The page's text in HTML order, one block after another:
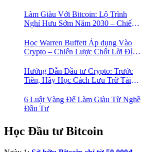
Làm Giàu Với Bitcoin: Lộ Trình
Nghỉ Hưu Sớm Năm 2030 – Chiến
Học Warren Buffett Áp dụng Vào
Crypto – Chiến Lược Chốt Lời Đỉnh
Hướng Dẫn Đầu tư Crypto: Trước
Tiên, Hãy Học Cách Lưu Trữ Tài
6 Luật Vàng Để Làm Giàu Từ Nghề
Đầu Tư
Học Đầu tư Bitcoin